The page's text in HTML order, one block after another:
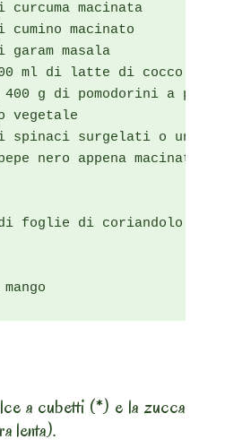
macinata
macinato
masala
ml di latte di cocco
g di pomodorini a pezzi
vegetale
spinaci surgelati o una
nero appena macinato
di foglie di coriandolo
a cubetti (*) e la zucca
lenta).